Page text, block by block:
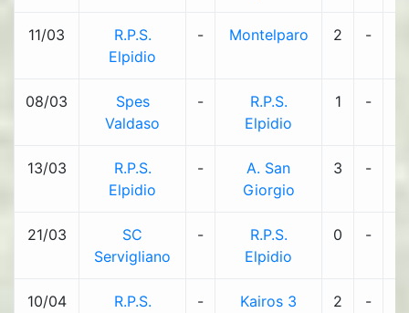
11/03
R.P.S.
Elpidio
- Montelparo 2 -
08/03
Spes
Valdaso
-
R.P.S.
Elpidio
1 -
13/03
R.P.S.
Elpidio
-
A. San
Giorgio
3 -
21/03
SC
Servigliano
-
R.P.S.
Elpidio
0 -
10/04
R.P.S.
-
Kairos 3
2 -